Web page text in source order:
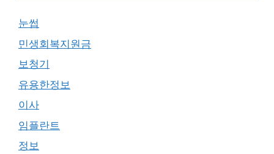
눈썹
민생회복지원금
보청기
유용한정보
이사
임플란트
정보